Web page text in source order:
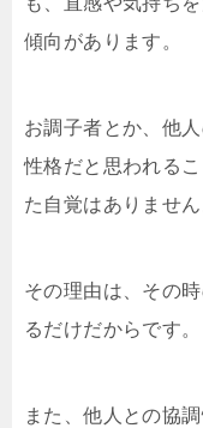
傾向があります。
お調子者とか、他
性格だと思われる
た自覚はありません
その理由は、その
るだけだからです。
また、他人との協